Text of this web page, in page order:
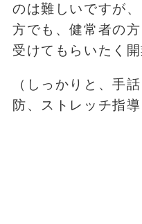
のは難しいですが
方でも、健常者の
受けてもらいたく
（しっかりと、手
防、ストレッチ指導